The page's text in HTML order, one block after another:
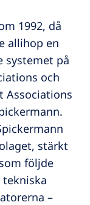
1992, då
allihop en
systemet på
och
Associations
stärkt
följde
–